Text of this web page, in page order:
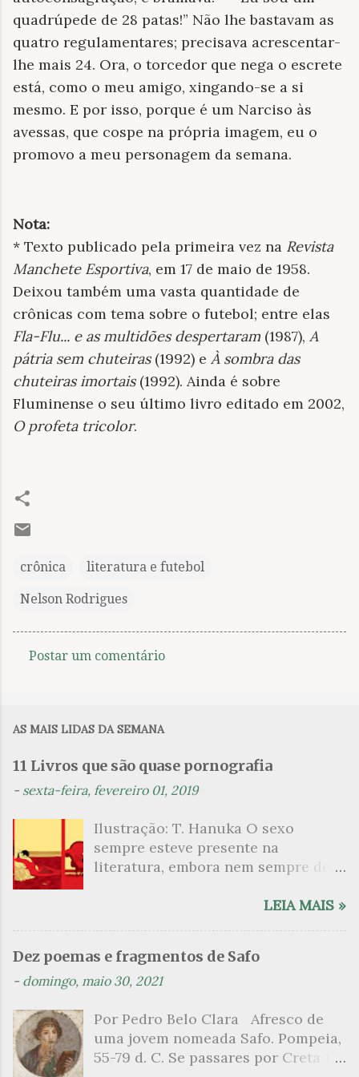
quadrúpede de 28 patas!” Não lhe bastavam as
quatro regulamentares; precisava acrescentar-
lhe mais 24. Ora, o torcedor que nega o escrete
está, como o meu amigo, xingando-se a si
mesmo. E por isso, porque é um Narciso às
avessas, que cospe na própria imagem, eu o
promovo a meu personagem da semana.
Nota:
* Texto publicado pela primeira vez na Revista
Manchete Esportiva, em 17 de maio de 1958.
Deixou também uma vasta quantidade de
crônicas com tema sobre o futebol; entre elas
Fla-Flu... e as multidões despertaram (1987), A
pátria sem chuteiras (1992) e À sombra das
chuteiras imortais(1992). Ainda é sobre
Fluminense o seu último livro editado em 2002,
O profeta tricolor.
crônica literatura e futebol
Nelson Rodrigues
n
t
i
o
Postar um comentário
AS MAIS LIDAS DA SEMANA
11 Livros que são quase pornografia
- sexta-feira, fevereiro 01, 2019
Ilustração: T. Hanuka O sexo
sempre esteve presente na
literatura, embora nem sempre de
que mergulharam em sua própria
psicanalítico e findaram por revelar
a partir dessa intimidade o lado
apresenta um conjunto de livros
nos quais os escritores se
desnudam, livros que dispensam o
LEIA MAIS »
Dez poemas e fragmentos de Safo
- domingo, maio 30, 2021
Por Pedro Belo Clara Afresco de
uma jovem nomeada Safo. Pompeia,
55-79 d. C. Se passares por Creta 1